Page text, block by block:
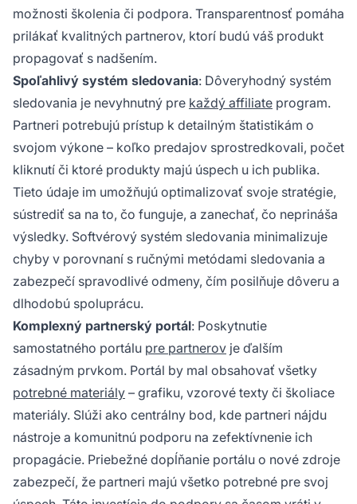
možnosti školenia či podpora. Transparentnosť pomáha
prilákať kvalitných partnerov, ktorí budú váš produkt
propagovať s nadšením.
Spoľahlivý systém sledovania: Dôveryhodný systém
sledovania je nevyhnutný pre každý affiliate program.
Partneri potrebujú prístup k detailným štatistikám o
svojom výkone – koľko predajov sprostredkovali, počet
kliknutí či ktoré produkty majú úspech u ich publika.
Tieto údaje im umožňujú optimalizovať svoje stratégie,
sústrediť sa na to, čo funguje, a zanechať, čo neprináša
výsledky. Softvérový systém sledovania minimalizuje
chyby v porovnaní s ručnými metódami sledovania a
zabezpečí spravodlivé odmeny, čím posilňuje dôveru a
dlhodobú spoluprácu.
Komplexný partnerský portál: Poskytnutie
samostatného portálu pre partnerov je ďalším
zásadným prvkom. Portál by mal obsahovať všetky
potrebné materiály – grafiku, vzorové texty či školiace
materiály. Slúži ako centrálny bod, kde partneri nájdu
nástroje a komunitnú podporu na zefektívnenie ich
propagácie. Priebežné dopĺňanie portálu o nové zdroje
zabezpečí, že partneri majú všetko potrebné pre svoj